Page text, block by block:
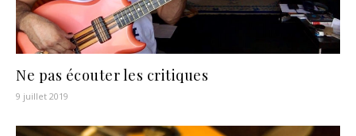
Ne pas écouter les critiques
9 juillet 2019